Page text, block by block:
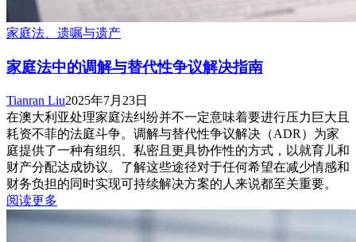
家庭法、遗嘱与遗产
家庭法中的调解与替代性争议解决指南
Tianran Liu2025年7月23日
在澳大利亚处理家庭法纠纷并不一定意味着要进行压力巨大且
耗资不菲的法庭斗争。调解与替代性争议解决（ADR）为家
庭提供了一种有组织、私密且更具协作性的方式，以就育儿和
财产分配达成协议。了解这些途径对于任何希望在减少情感和
财务负担的同时实现可持续解决方案的人来说都至关重要。
阅读更多